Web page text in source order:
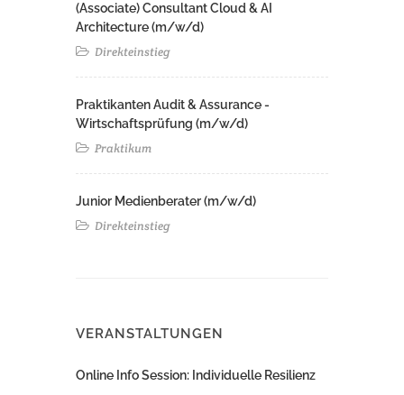
(Associate) Consultant Cloud & AI
Architecture (m/w/d)​ ​
Direkteinstieg
Praktikanten Audit & Assurance -
Wirtschaftsprüfung (m/w/d)
Praktikum
Junior Medienberater (m/w/d)
Direkteinstieg
VERANSTALTUNGEN
Online Info Session: Individuelle Resilienz